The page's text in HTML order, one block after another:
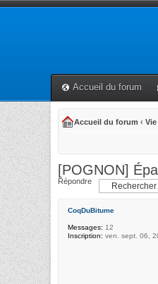
Accueil du forum
Accueil du forum ‹
[POGNON]
Répondre
CoqDuBitume
Messages: 12
Inscription: ven. sept. 06,